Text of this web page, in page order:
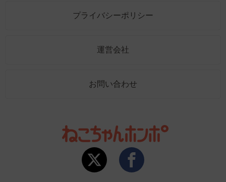
プライバシーポリシー
運営会社
お問い合わせ